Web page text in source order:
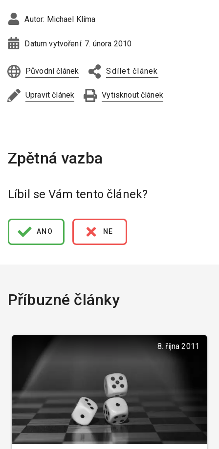
Autor: Michael Klíma
Datum vytvoření: 7. února 2010
Původní článek Sdílet článek
Upravit článek Vytisknout článek
Líbil se Vám tento článek?
ANO NE
Příbuzné články
8. října 2011